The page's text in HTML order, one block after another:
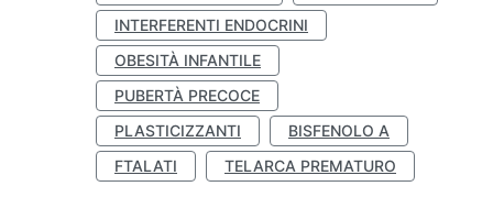
INTERFERENTI ENDOCRINI
OBESITÀ INFANTILE
PUBERTÀ PRECOCE
PLASTICIZZANTI
BISFENOLO A
FTALATI
TELARCA PREMATURO